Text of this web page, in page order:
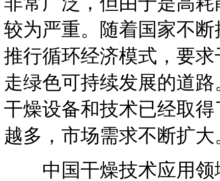
较为严重。随着国家不
推行循环经济模式，要
走绿色可持续发展的道
干燥设备和技术已经取
越多，市场需求不断扩大
中国干燥技术应用领